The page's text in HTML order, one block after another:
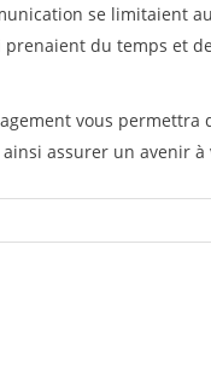
se limitaient
du temps et
vous permettra
assurer un avenir à